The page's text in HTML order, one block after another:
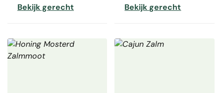
Bekijk gerecht Bekijk gerecht